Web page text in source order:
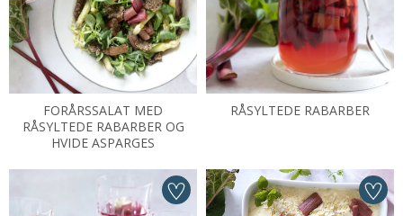
FORÅRSSALAT MED
RÅSYLTEDE RABARBER OG
HVIDE ASPARGES
RÅSYLTEDE RABARBER